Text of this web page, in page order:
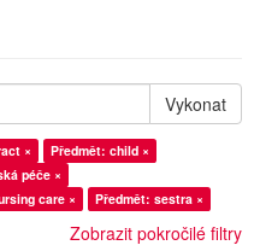
Vykonat
×
Předmět: child ×
péče ×
care × Předmět: sestra ×
Zobrazit pokročilé filtry